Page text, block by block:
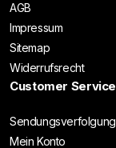
AGB
Impressum
Sitemap
Widerrufsrecht
Customer Service
Sendungsverfolgung
Mein Konto